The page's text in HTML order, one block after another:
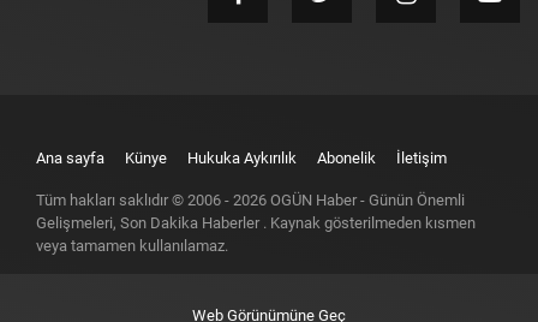
Ana sayfa Künye Hukuka Aykırılık Abonelik İletişim
Tüm hakları saklıdır © 2006 - 2026 OGÜN Haber - Günün Önemli
Gelişmeleri, Son Dakika Haberler . Kaynak gösterilmeden kısmen
veya tamamen kullanılamaz.
Web Görünümüne Geç